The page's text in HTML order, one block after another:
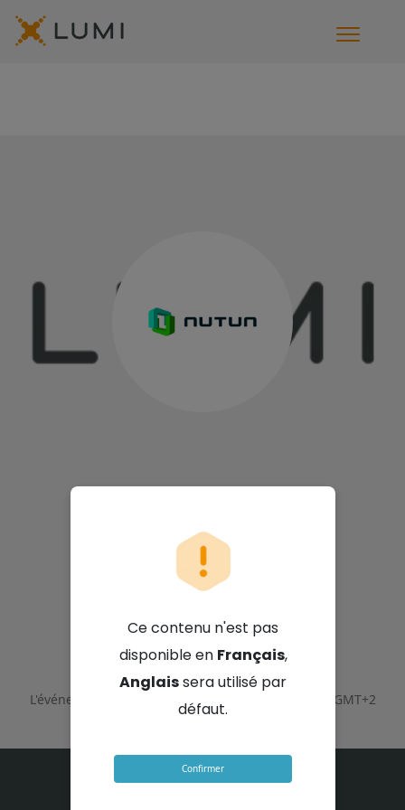
Ce contenu n'est pas
disponible en Français,
Anglaissera utilisé par
défaut.
Confirmer
Nutun Limited
12 mars 2026 - 10:00 GMT+2
L'événement s'est terminé le 12 mars 2026 - 12:00 GMT+2